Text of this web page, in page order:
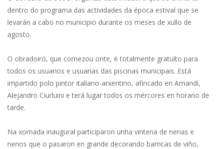
dentro do programa das actividades da época estival que se
levarán a cabo no municipio durante os meses de xullo de
agosto.
O obradoiro, que comezou onte, é totalmente gratuíto para
todos os usuarios e usuarias das piscinas municipais. Está
impartido polo pintor italiano-arxentino, afincado en Amandi,
Alejandro Ciurluini e terá lugar todos os mércores en horario de
tarde.
Na xornada inaugural participaron unha vintena de nenas e
nenos que o pasaron en grande decorando barricas de viño,